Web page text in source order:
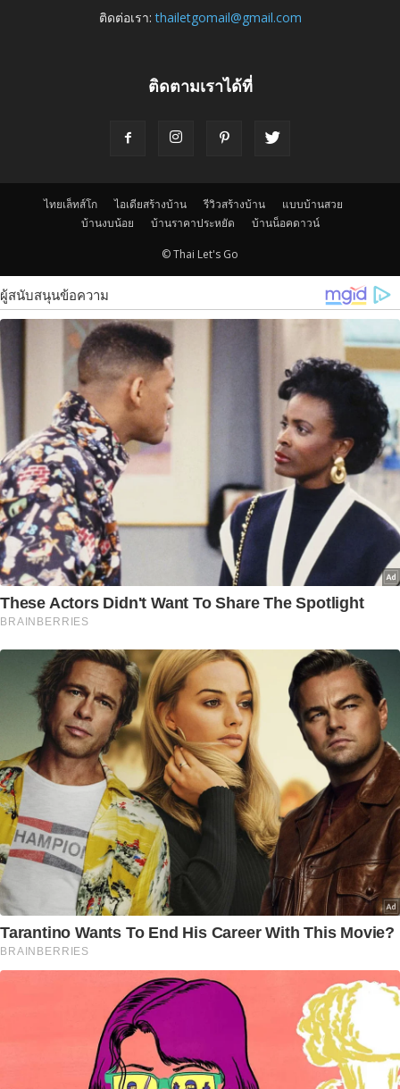
ติดต่อเรา:thailetgomail@gmail.com
ติดตามเราได้ที่
ไทยเล็ทส์โก ไอเดียสร้างบ้าน รีวิวสร้างบ้าน
แบบบ้านสวย
บ้านงบน้อย
บ้านราคาประหยัด บ้านน็อคดาวน์
© Thai Let's Go